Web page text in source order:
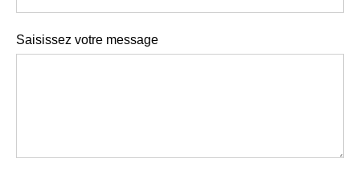
Saisissez votre message